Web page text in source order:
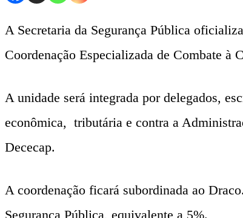
A Secretaria da Segurança Pública
Coordenação Especializada de Combate
A unidade será integrada por delegados,
econômica, tributária e contra a
Dececap.
A coordenação ficará subordinada ao
Segurança Pública, equivalente a 5%.